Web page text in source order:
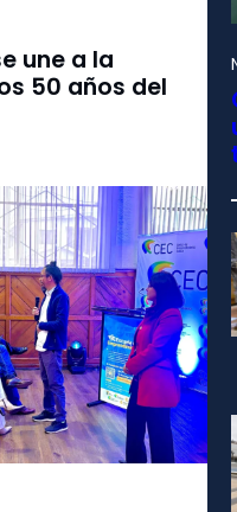
une a la
50 años del